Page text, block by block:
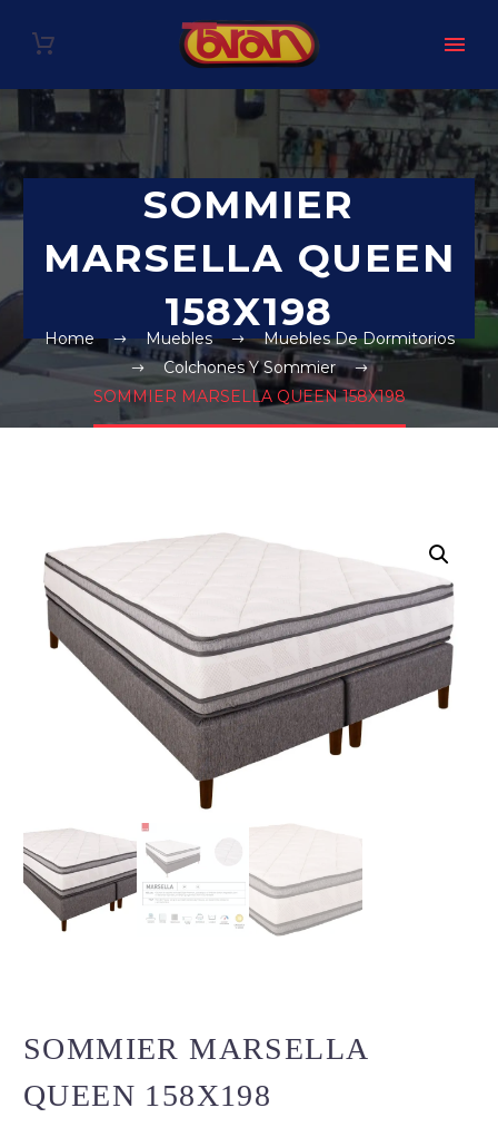
SOMMIER
MARSELLA QUEEN
158X198
Home Muebles
Muebles De Dormitorios
Colchones Y Sommier
SOMMIER MARSELLA QUEEN 158X198
SOMMIER MARSELLA
QUEEN 158X198